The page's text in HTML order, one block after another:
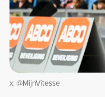
x: @MijnVitesse